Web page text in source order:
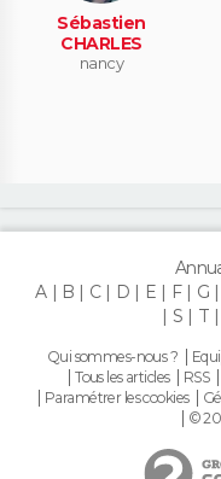
Sébastien
CHARLES
nancy
A
B C D E F G
S
T
Qui sommes-nous ?
Tous les articles
RSS
Paramétrer les cookies
©